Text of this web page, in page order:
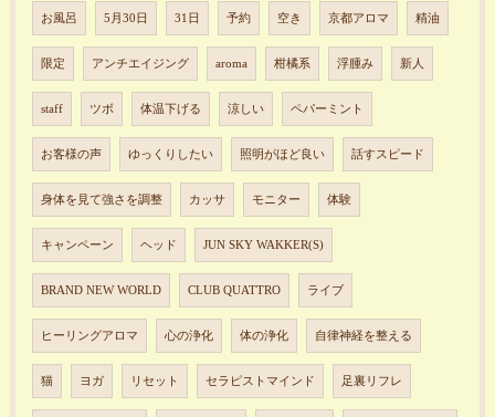
お風呂 5月30日 31日 予約 空き 京都アロマ 精油
限定 アンチエイジング aroma 柑橘系 浮腫み 新人
staff ツボ 体温下げる 涼しい ペパーミント
お客様の声 ゆっくりしたい 照明がほど良い 話すスピード
身体を見て強さを調整 カッサ モニター 体験
キャンペーン ヘッド JUN SKY WAKKER(S)
BRAND NEW WORLD CLUB QUATTRO ライブ
ヒーリングアロマ 心の浄化 体の浄化 自律神経を整える
猫 ヨガ リセット セラピストマインド 足裏リフレ